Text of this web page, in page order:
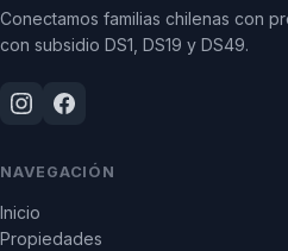
Conectamos familias chilenas con
con subsidio DS1, DS19 y DS49.
NAVEGACIÓN
Inicio
Propiedades